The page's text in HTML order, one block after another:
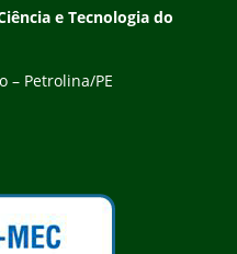
e Tecnologia do
– Petrolina/PE